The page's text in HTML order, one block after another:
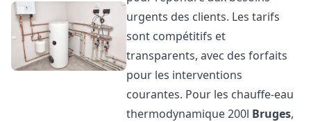
urgents des clients. Les tarifs
sont compétitifs et
transparents, avec des forfaits
pour les interventions
courantes. Pour les chauffe-eau
thermodynamique 200l Bruges,